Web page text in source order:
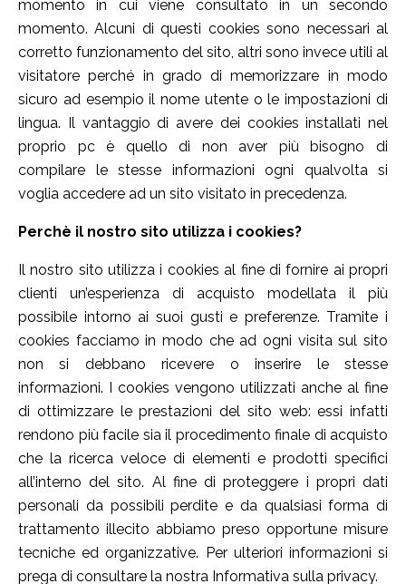
momento in cui viene consultato in un secondo
momento. Alcuni di questi cookies sono necessari al
corretto funzionamento del sito, altri sono invece utili al
visitatore perché in grado di memorizzare in modo
sicuro ad esempio il nome utente o le impostazioni di
lingua. Il vantaggio di avere dei cookies installati nel
proprio pc è quello di non aver più bisogno di
compilare le stesse informazioni ogni qualvolta si
voglia accedere ad un sito visitato in precedenza.
Perchè il nostro sito utilizza i cookies?
Il nostro sito utilizza i cookies al fine di fornire ai propri
clienti un’esperienza di acquisto modellata il più
possibile intorno ai suoi gusti e preferenze. Tramite i
cookies facciamo in modo che ad ogni visita sul sito
non si debbano ricevere o inserire le stesse
informazioni. I cookies vengono utilizzati anche al fine
di ottimizzare le prestazioni del sito web: essi infatti
rendono più facile sia il procedimento finale di acquisto
che la ricerca veloce di elementi e prodotti specifici
all’interno del sito. Al fine di proteggere i propri dati
personali da possibili perdite e da qualsiasi forma di
trattamento illecito abbiamo preso opportune misure
tecniche ed organizzative. Per ulteriori informazioni si
prega di consultare la nostra Informativa sulla privacy.